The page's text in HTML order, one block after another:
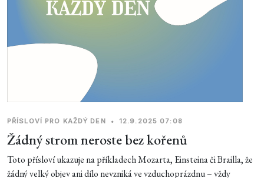
PŘÍSLOVÍ PRO KAŽDÝ DEN • 12.9.2025 07:08
Žádný strom neroste bez kořenů
Toto přísloví ukazuje na příkladech Mozarta, Einsteina či Brailla, že
žádný velký objev ani dílo nevzniká ve vzduchoprázdnu – vždy